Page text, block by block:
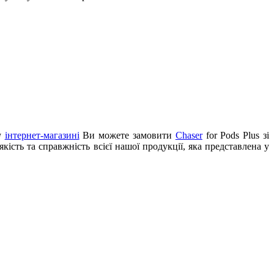
інтернет-магазині Ви можете замовити Chaserfor Pods Plus зі
та справжність всієї нашої продукції, яка представлена у